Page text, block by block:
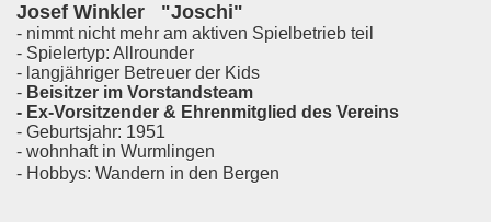
Josef Winkler "Joschi"
- nimmt nicht mehr am aktiven Spielbetrieb teil
- Spielertyp: Allrounder
- langjähriger Betreuer der Kids
- Beisitzer im Vorstandsteam
- Ex-Vorsitzender & Ehrenmitglied des Vereins
- Geburtsjahr: 1951
- wohnhaft in Wurmlingen
- Hobbys: Wandern in den Bergen